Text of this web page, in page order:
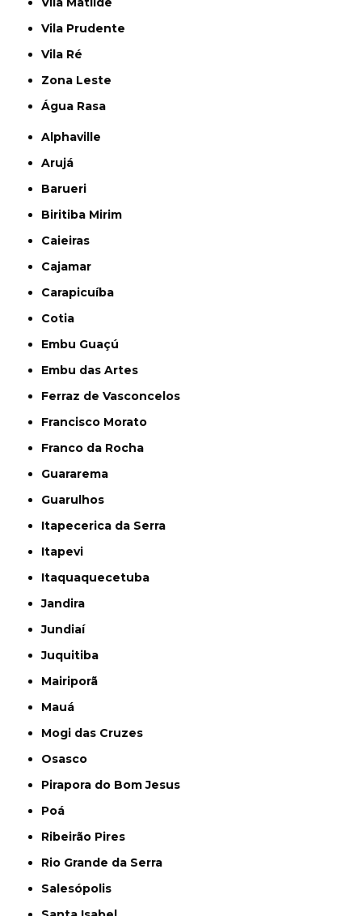
Vila Prudente
Vila Ré
Zona Leste
Água Rasa
Alphaville
Arujá
Barueri
Biritiba Mirim
Caieiras
Cajamar
Carapicuíba
Cotia
Embu Guaçú
Embu das Artes
Ferraz de Vasconcelos
Francisco Morato
Franco da Rocha
Guararema
Guarulhos
Itapecerica da Serra
Itapevi
Itaquaquecetuba
Jandira
Jundiaí
Juquitiba
Mairiporã
Mauá
Mogi das Cruzes
Osasco
Pirapora do Bom Jesus
Poá
Ribeirão Pires
Rio Grande da Serra
Salesópolis